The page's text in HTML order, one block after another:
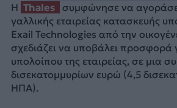
Η Thales συμφώνησε να
γαλλικής εταιρείας κατασκευής
Exail Technologies από την
σχεδιάζει να υποβάλει προσφορά
υπολοίπου της εταιρείας, σε μια
δισεκατομμυρίων ευρώ (4,5
ΗΠΑ).